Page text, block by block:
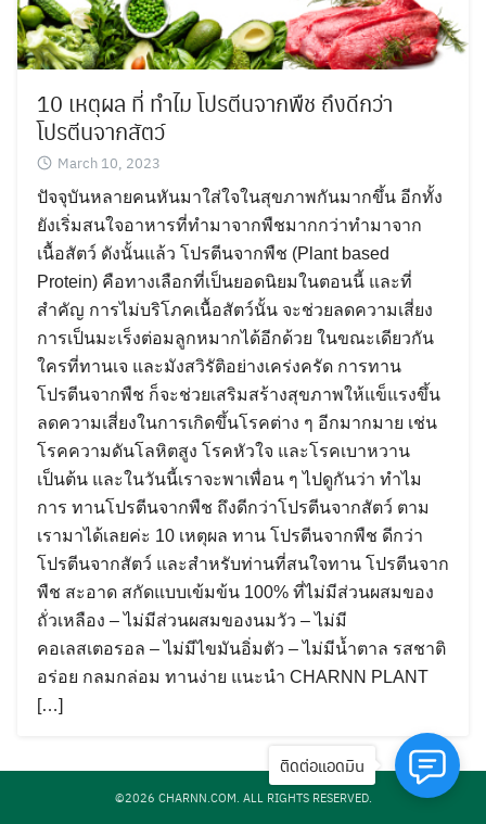
10 เหตุผล ที่ ทำไม โปรตีนจากพืช ถึงดีกว่า
โปรตีนจากสัตว์
March 10, 2023
ปัจจุบันหลายคนหันมาใส่ใจในสุขภาพกันมากขึ้น อีกทั้ง
ยังเริ่มสนใจอาหารที่ทำมาจากพืชมากกว่าทำมาจาก
เนื้อสัตว์ ดังนั้นแล้ว โปรตีนจากพืช (Plant based
Protein) คือทางเลือกที่เป็นยอดนิยมในตอนนี้ และที่
สำคัญ การไม่บริโภคเนื้อสัตว์นั้น จะช่วยลดความเสี่ยง
การเป็นมะเร็งต่อมลูกหมากได้อีกด้วย ในขณะเดียวกัน
ใครที่ทานเจ และมังสวิรัติอย่างเคร่งครัด การทาน
โปรตีนจากพืช ก็จะช่วยเสริมสร้างสุขภาพให้แข็แรงขึ้น
ลดความเสี่ยงในการเกิดขึ้นโรคต่าง ๆ อีกมากมาย เช่น
โรคความดันโลหิตสูง โรคหัวใจ และโรคเบาหวาน
เป็นต้น และในวันนี้เราจะพาเพื่อน ๆ ไปดูกันว่า ทำไม
การ ทานโปรตีนจากพืช ถึงดีกว่าโปรตีนจากสัตว์ ตาม
เรามาได้เลยค่ะ 10 เหตุผล ทาน โปรตีนจากพืช ดีกว่า
โปรตีนจากสัตว์ และสำหรับท่านที่สนใจทาน โปรตีนจาก
พืช สะอาด สกัดแบบเข้มข้น 100% ที่ไม่มีส่วนผสมของ
ถั่วเหลือง – ไม่มีส่วนผสมของนมวัว – ไม่มี
คอเลสเตอรอล – ไม่มีไขมันอิ่มตัว – ไม่มีน้ำตาล รสชาติ
อร่อย กลมกล่อม ทานง่าย แนะนำ CHARNN PLANT
[…]
©2026 CHARNN.COM. ALL RIGHTS RESERVED.
ติดต่อแอดมิน